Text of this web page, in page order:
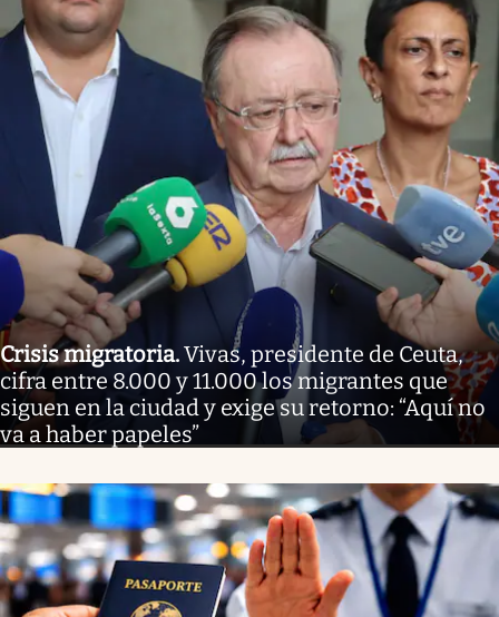
Crisis migratoria.Vivas, presidente de Ceuta,
cifra entre 8.000 y 11.000 los migrantes que
siguen en la ciudad y exige su retorno: “Aquí no
va a haber papeles”